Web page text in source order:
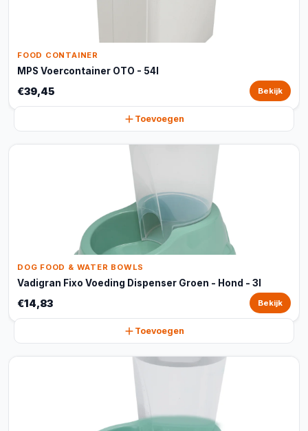
FOOD CONTAINER
MPS Voercontainer OTO - 54l
€39,45 Bekijk
Toevoegen
DOG FOOD & WATER BOWLS
Vadigran Fixo Voeding Dispenser Groen - Hond - 3l
€14,83 Bekijk
Toevoegen